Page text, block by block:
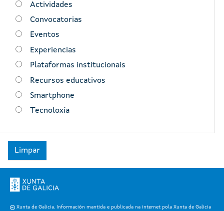
Actividades
Convocatorias
Eventos
Experiencias
Plataformas institucionais
Recursos educativos
Smartphone
Tecnoloxía
Xunta de Galicia. Información mantida e publicada na internet pola Xunta de Galicia